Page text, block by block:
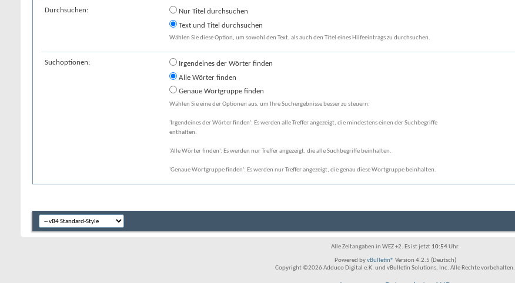
Durchsuchen:
Nur Titel durchsuchen
Text und Titel durchsuchen
Wählen Sie diese Option, um sowohl den Text, als auch den Titel eines Hilfeeintrags zu durchsuchen.
Suchoptionen:
Irgendeines der Wörter finden
Alle Wörter finden
Genaue Wortgruppe finden
Wählen Sie eine der Optionen aus, um Ihre Suchergebnisse besser zu steuern:
'Irgendeines der Wörter finden': Es werden alle Treffer angezeigt, die mindestens einen der Suchbegriffe
enthalten.
'Alle Wörter finden': Es werden nur Treffer angezeigt, die alle Suchbegriffe beinhalten.
'Genaue Wortgruppe finden': Es werden nur Treffer angezeigt, die genau diese Wortgruppe beinhalten.
Alle Zeitangaben in WEZ +2. Es ist jetzt 10:54Uhr.
Powered byvBulletin® Version 4.2.5 (Deutsch)
Copyright ©2026 Adduco Digital e.K. und vBulletin Solutions, Inc. Alle Rechte vorbehalten.